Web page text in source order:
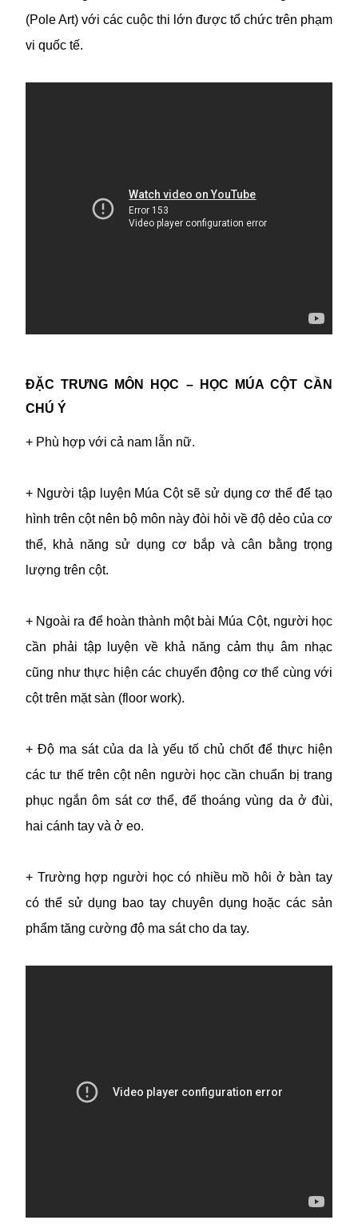
(Pole Art) với các cuộc thi lớn được tổ chức trên phạm
vi quốc tế.
ĐẶC TRƯNG MÔN HỌC – HỌC MÚA CỘT CẦN
CHÚ Ý
+ Phù hợp với cả nam lẫn nữ.
+ Người tập luyện Múa Cột sẽ sử dụng cơ thể để tạo
hình trên cột nên bộ môn này đòi hỏi về độ dẻo của cơ
thể, khả năng sử dụng cơ bắp và cân bằng trọng
lượng trên cột.
+ Ngoài ra để hoàn thành một bài Múa Cột, người học
cần phải tập luyện về khả năng cảm thụ âm nhạc
cũng như thực hiện các chuyển động cơ thể cùng với
cột trên mặt sàn (floor work).
+ Độ ma sát của da là yếu tố chủ chốt để thực hiện
các tư thế trên cột nên người học cần chuẩn bị trang
phục ngắn ôm sát cơ thể, để thoáng vùng da ở đùi,
hai cánh tay và ở eo.
+ Trường hợp người học có nhiều mồ hôi ở bàn tay
có thể sử dụng bao tay chuyên dụng hoặc các sản
phẩm tăng cường độ ma sát cho da tay.